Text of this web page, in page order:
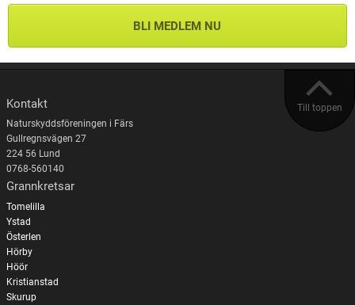
BLI MEDLEM NU
Till toppen
Kontakt
Naturskyddsföreningen i Färs
Gullregnsvägen 27
224 56 Lund
0768-560140
Grannkretsar
Tomelilla
Ystad
Österlen
Hörby
Höör
Kristianstad
Skurup